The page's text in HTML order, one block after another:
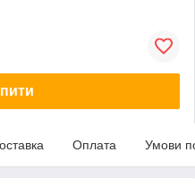
Оплата Умови